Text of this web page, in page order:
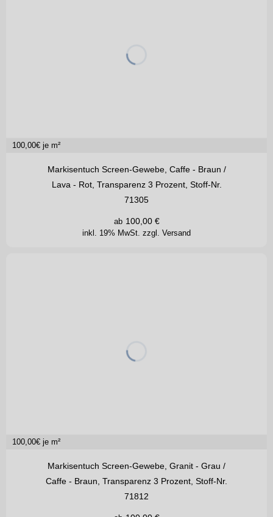
100,00€ je m²
Markisentuch Screen-Gewebe, Caffe - Braun /
Lava - Rot, Transparenz 3 Prozent, Stoff-Nr.
71305
inkl. 19% MwSt. zzgl. Versand
ab 100,00€
100,00€ je m²
Markisentuch Screen-Gewebe, Granit - Grau /
Caffe - Braun, Transparenz 3 Prozent, Stoff-Nr.
71812